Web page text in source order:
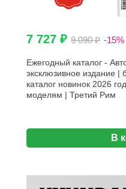
7 727 ₽ 9 090 ₽ -15%
Ежегодный каталог -
эксклюзивное издание
каталог новинок 2026
моделям | Третий Рим
В